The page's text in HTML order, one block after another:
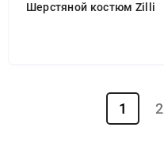
Шерстяной костюм Zilli
1 2